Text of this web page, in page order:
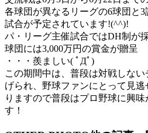
各球団が異なるリーグの6球団と
試合が予定されています!(^^)!
パ・リーグ主催試合ではDH制が
球団には3,000万円の賞金が贈呈
・・・羨ましい( ﾟДﾟ)
この期間中は、普段は対戦しな
げられ、野球ファンにとって見
りますので普段はプロ野球に興
す！